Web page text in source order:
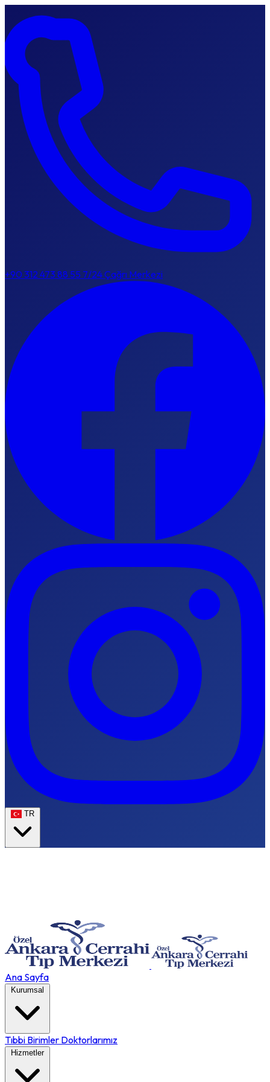
+90 312 473 88 55 7/24 Çağrı Merkezi
TR
Ana Sayfa
Kurumsal
Tıbbi Birimler Doktorlarımız
Hizmetler